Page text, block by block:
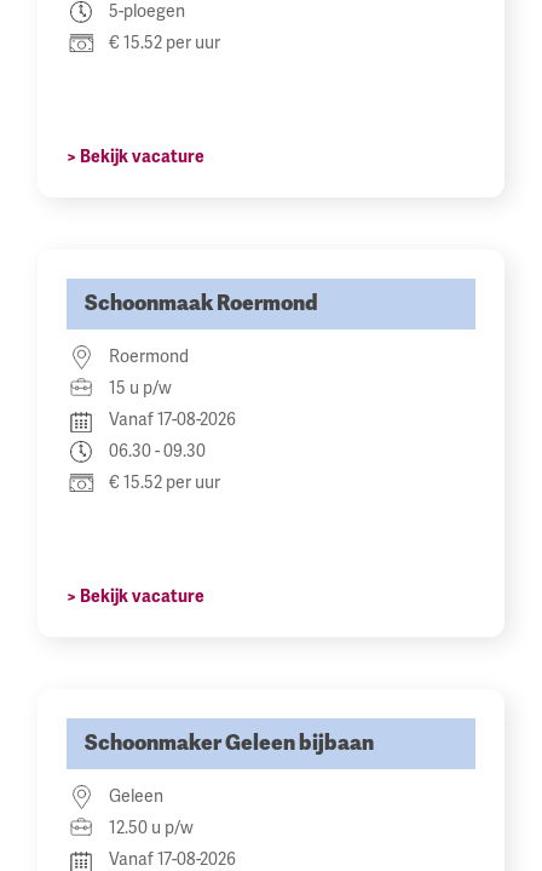
5-ploegen
€ 15.52 per uur
> Bekijk vacature
Schoonmaak Roermond
Roermond
15 u p/w
Vanaf 17-08-2026
06.30 - 09.30
€ 15.52 per uur
> Bekijk vacature
Schoonmaker Geleen bijbaan
Geleen
12.50 u p/w
Vanaf 17-08-2026